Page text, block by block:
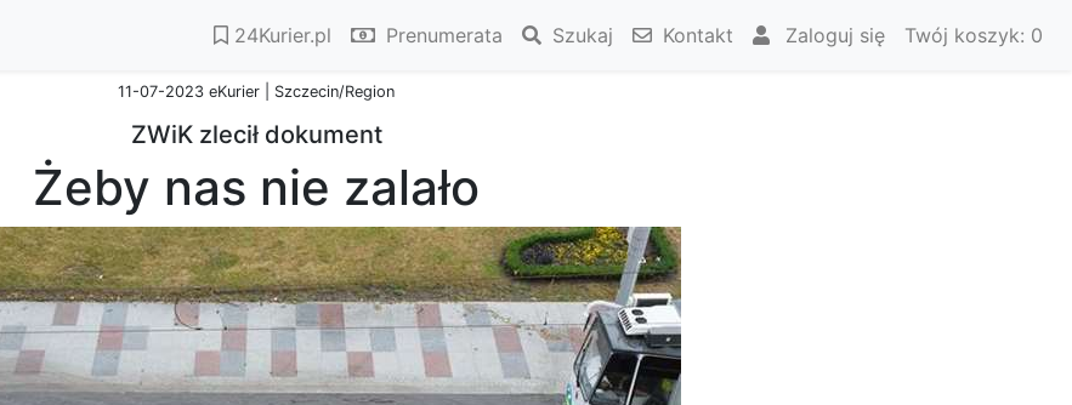
24Kurier.pl Prenumerata Szukaj Kontakt Zaloguj się Twój koszyk: 0
11-07-2023 eKurier | Szczecin/Region
ZWiK zlecił dokument
Żeby nas nie zalało